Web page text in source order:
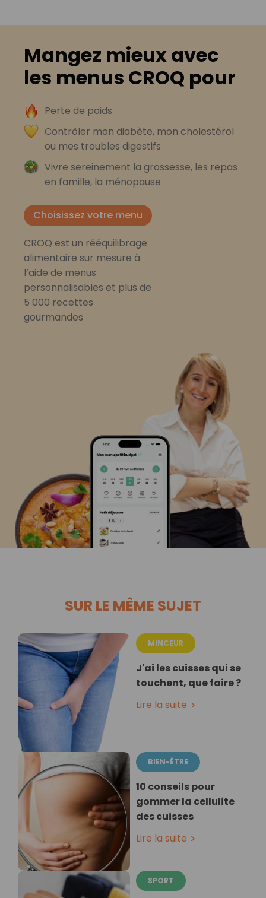
Mangez mieux avec
les menus CROQ pour
Perte de poids
Contrôler mon diabète, mon cholestérol
ou mes troubles digestifs
Vivre sereinement la grossesse, les repas
en famille, la ménopause
Choisissez votre menu
CROQ est un rééquilibrage
alimentaire sur mesure à
l’aide de menus
personnalisables et plus de
5 000 recettes
gourmandes
SUR LE MÊME SUJET
MINCEUR
J'ai les cuisses qui se
touchent, que faire ?
Lire la suite
BIEN-ÊTRE
10 conseils pour
gommer la cellulite
des cuisses
Lire la suite
SPORT